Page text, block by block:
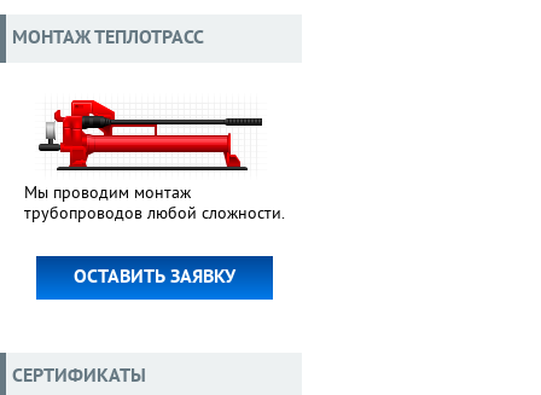
МОНТАЖ ТЕПЛОТРАСС
Мы проводим монтаж
трубопроводов любой сложности.
ОСТАВИТЬ ЗАЯВКУ
СЕРТИФИКАТЫ